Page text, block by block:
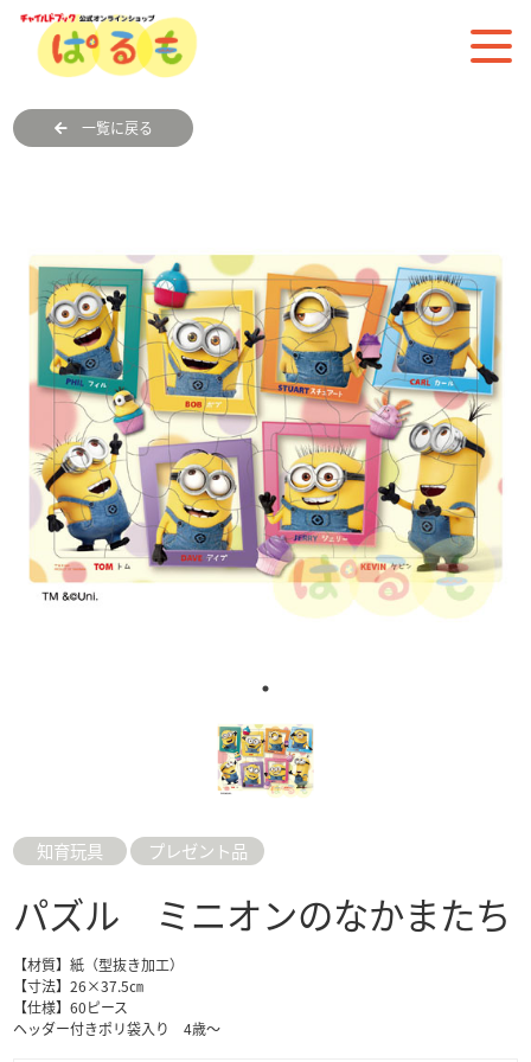
一覧に戻る
知育玩具 プレゼント品
パズル ミニオンのなかまたち
【材質】紙（型抜き加工）
【寸法】26×37.5㎝
【仕様】60ピース
ヘッダー付きポリ袋入り 4歳～